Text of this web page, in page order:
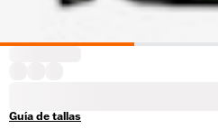
Guía de tallas